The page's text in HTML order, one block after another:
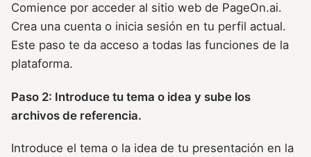
Comience por acceder al sitio web de PageOn.ai.
Crea una cuenta o inicia sesión en tu perfil actual.
Este paso te da acceso a todas las funciones de la
plataforma.
Paso 2: Introduce tu tema o idea y sube los
archivos de referencia.
Introduce el tema o la idea de tu presentación en la